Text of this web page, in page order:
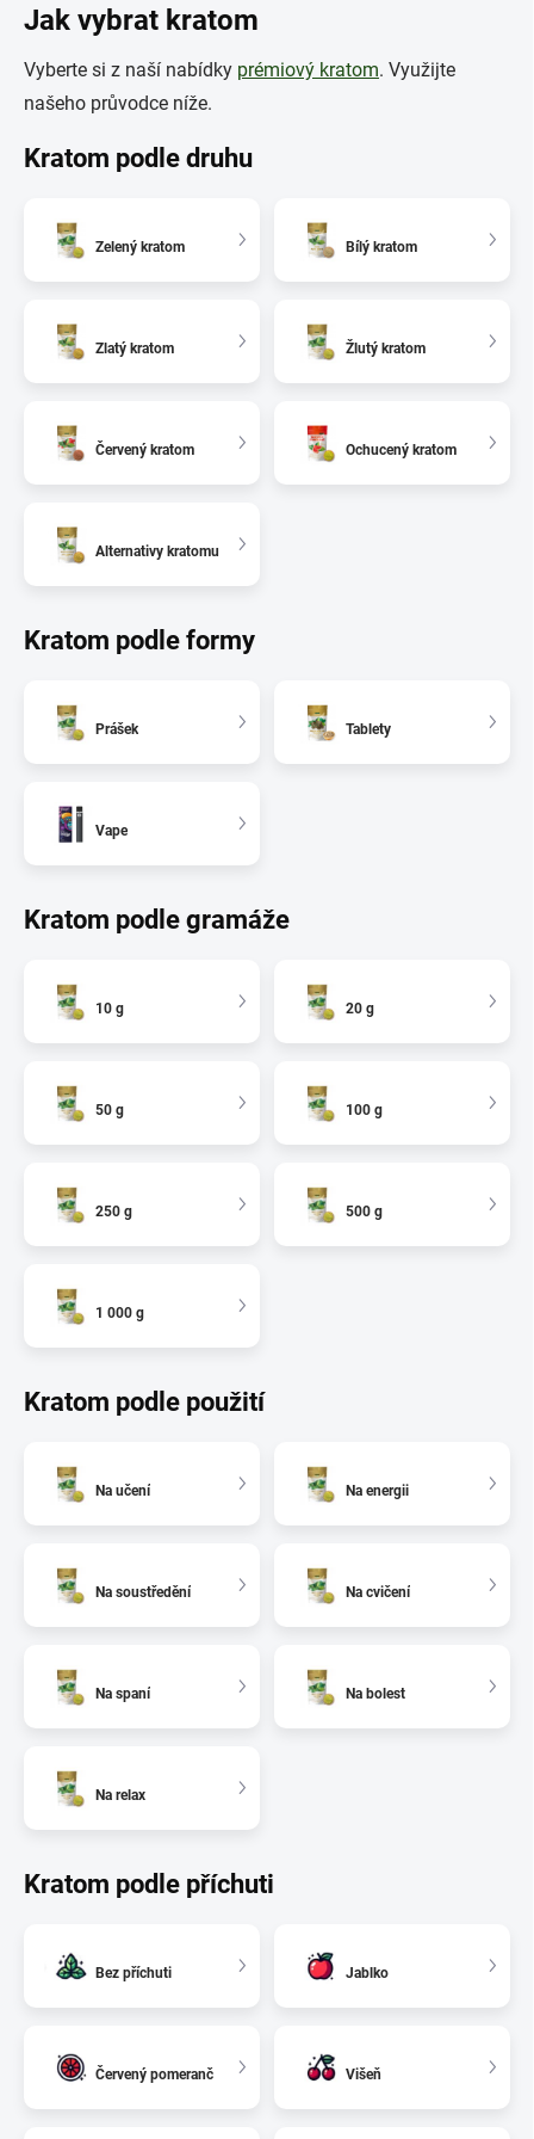
Jak vybrat kratom
Vyberte si z naší nabídky prémiový kratom. Využijte
našeho průvodce níže.
Kratom podle druhu
Zelený kratom Bílý kratom
Zlatý kratom Žlutý kratom
Červený kratom Ochucený kratom
Alternativy kratomu
Kratom podle formy
Prášek Tablety
Vape
Kratom podle gramáže
10 g 20 g
50 g 100 g
250 g 500 g
1 000 g
Kratom podle použití
Na učení Na energii
Na soustředění Na cvičení
Na spaní Na bolest
Na relax
Kratom podle příchuti
Bez příchuti Jablko
Červený pomeranč Višeň